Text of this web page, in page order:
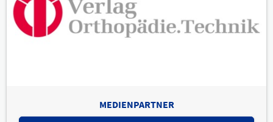
MEDIENPARTNER